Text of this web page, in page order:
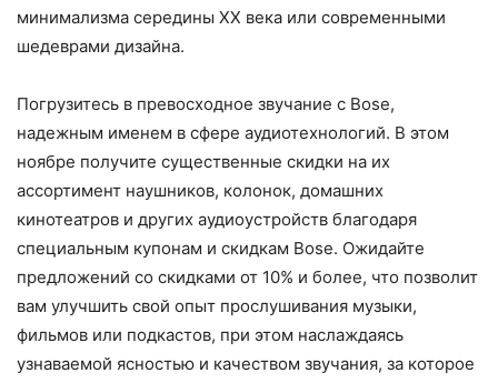
минимализма середины XX века или современными
шедеврами дизайна.
Погрузитесь в превосходное звучание с Bose,
надежным именем в сфере аудиотехнологий. В этом
ноябре получите существенные скидки на их
ассортимент наушников, колонок, домашних
кинотеатров и других аудиоустройств благодаря
специальным купонам и скидкам Bose. Ожидайте
предложений со скидками от 10% и более, что позволит
вам улучшить свой опыт прослушивания музыки,
фильмов или подкастов, при этом наслаждаясь
узнаваемой ясностью и качеством звучания, за которое